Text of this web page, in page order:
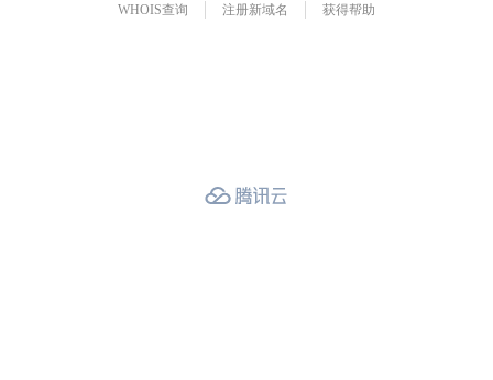
WHOIS查询 注册新域名 获得帮助